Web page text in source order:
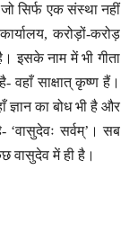
सिर्फ एक संस्था नहीं
करोड़ों-करोड़
इसके नाम में भी गीता
वहाँ साक्षात् कृष्ण हैं।
ज्ञान का बोध भी है और
‘वासुदेवः सर्वम्’। सब
वासुदेव में ही है।